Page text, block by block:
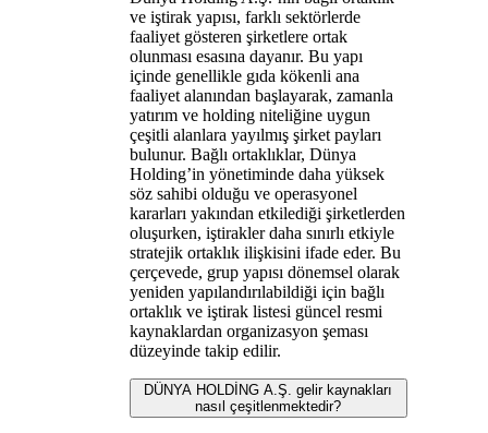
ve iştirak yapısı, farklı sektörlerde
faaliyet gösteren şirketlere ortak
olunması esasına dayanır. Bu yapı
içinde genellikle gıda kökenli ana
faaliyet alanından başlayarak, zamanla
yatırım ve holding niteliğine uygun
çeşitli alanlara yayılmış şirket payları
bulunur. Bağlı ortaklıklar, Dünya
Holding’in yönetiminde daha yüksek
söz sahibi olduğu ve operasyonel
kararları yakından etkilediği şirketlerden
oluşurken, iştirakler daha sınırlı etkiyle
stratejik ortaklık ilişkisini ifade eder. Bu
çerçevede, grup yapısı dönemsel olarak
yeniden yapılandırılabildiği için bağlı
ortaklık ve iştirak listesi güncel resmi
kaynaklardan organizasyon şeması
düzeyinde takip edilir.
DÜNYA HOLDİNG A.Ş. gelir kaynakları
nasıl çeşitlenmektedir?